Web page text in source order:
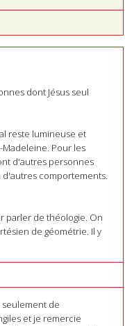
dont Jésus seul
reste lumineuse et
Pour les
d'autres personnes
comportements.
parler de théologie. On
de géométrie. Il y
seulement de
et je remercie